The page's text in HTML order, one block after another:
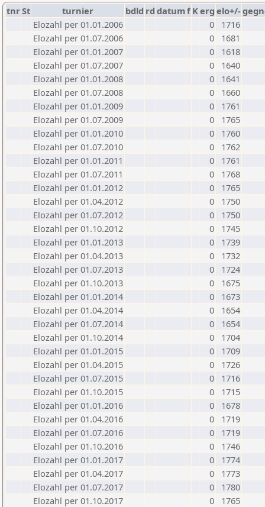
tnrSt turnier bdld rd datumf Kerg elo+/-
Elozahl per 01.01.2006
0
1716
Elozahl per 01.07.2006
0
1681
Elozahl per 01.01.2007
0
1618
Elozahl per 01.07.2007
0
1640
Elozahl per 01.01.2008
0
1641
Elozahl per 01.07.2008
0
1660
Elozahl per 01.01.2009
0
1761
Elozahl per 01.07.2009
0
1765
Elozahl per 01.01.2010
0
1760
Elozahl per 01.07.2010
0
1762
Elozahl per 01.01.2011
0
1761
Elozahl per 01.07.2011
0
1768
Elozahl per 01.01.2012
0
1765
Elozahl per 01.04.2012
0
1750
Elozahl per 01.07.2012
0
1750
Elozahl per 01.10.2012
0
1745
Elozahl per 01.01.2013
0
1739
Elozahl per 01.04.2013
0
1732
Elozahl per 01.07.2013
0
1724
Elozahl per 01.10.2013
0
1675
Elozahl per 01.01.2014
0
1673
Elozahl per 01.04.2014
0
1654
Elozahl per 01.07.2014
0
1654
Elozahl per 01.10.2014
0
1704
Elozahl per 01.01.2015
0
1709
Elozahl per 01.04.2015
0
1726
Elozahl per 01.07.2015
0
1716
Elozahl per 01.10.2015
0
1715
Elozahl per 01.01.2016
0
1678
Elozahl per 01.04.2016
0
1719
Elozahl per 01.07.2016
0
1719
Elozahl per 01.10.2016
0
1746
Elozahl per 01.01.2017
0
1774
Elozahl per 01.04.2017
0
1773
Elozahl per 01.07.2017
0
1780
Elozahl per 01.10.2017
0
1765